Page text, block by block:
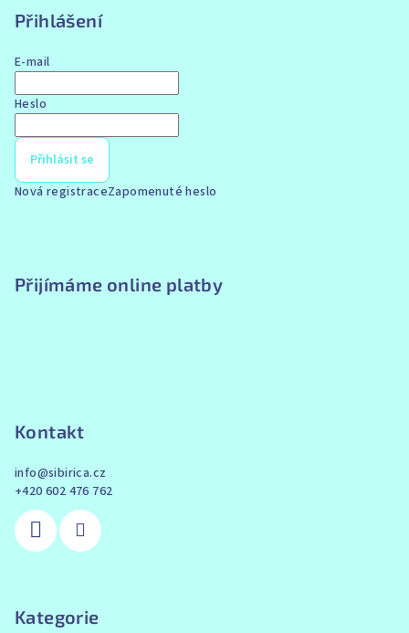
Přihlášení
E-mail
Heslo
Přihlásit se
Nová registraceZapomenuté heslo
Přijímáme online platby
Kontakt
info@sibirica.cz
+420 602 476 762
Kategorie